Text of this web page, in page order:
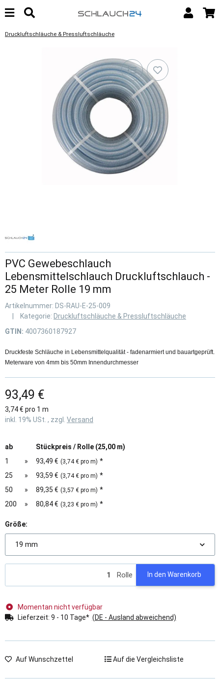
Druckluftschläuche & Pressluftschläuche
PVC Gewebeschlauch
Lebensmittelschlauch Druckluftschlauch -
25 Meter Rolle 19 mm
Artikelnummer: DS-RAU-E-25-009
Kategorie: Druckluftschläuche & Pressluftschläuche
GTIN: 4007360187927
Druckfeste Schläuche in Lebensmittelqualität - fadenarmiert und bauartgeprüft.
Meterware von 4mm bis 50mm Innendurchmesser
93,49 €
3,74 € pro 1 m
inkl. 19% USt. , zzgl. Versand
ab
Stückpreis / Rolle (25,00 m)
1
» 93,49 € (3,74 € pro m) *
25
» 93,59 € (3,74 € pro m) *
50
» 89,35 € (3,57 € pro m) *
200
» 80,84 € (3,23 € pro m) *
Größe:
19 mm
Rolle In den Warenkorb
Momentan nicht verfügbar
Lieferzeit: 9 - 10 Tage* (DE - Ausland abweichend)
Auf Wunschzettel Auf die Vergleichsliste